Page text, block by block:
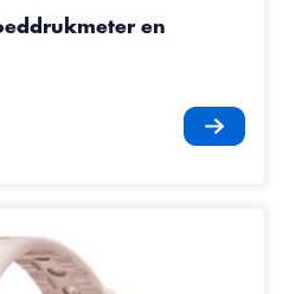
product is
en